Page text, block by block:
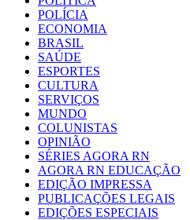
POLÍCIA
ECONOMIA
BRASIL
SAÚDE
ESPORTES
CULTURA
SERVIÇOS
MUNDO
COLUNISTAS
OPINIÃO
SÉRIES AGORA RN
AGORA RN EDUCAÇÃO
EDIÇÃO IMPRESSA
PUBLICAÇÕES LEGAIS
EDIÇÕES ESPECIAIS